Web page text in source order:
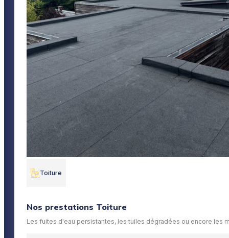
Toiture
Nos prestations Toiture
Les fuites d'eau persistantes, les tuiles dégradées ou encore les